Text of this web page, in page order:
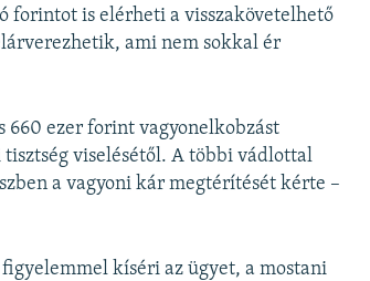
forintot is elérheti a visszakövetelhető
ami nem sokkal ér
660 ezer forint vagyonelkobzást
viselésétől. A többi vádlottal
a vagyoni kár megtérítését kérte –
kíséri az ügyet, a mostani